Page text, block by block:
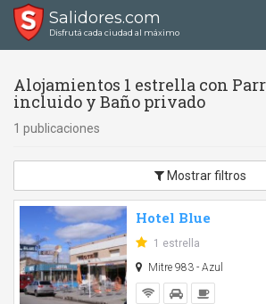
Salidores.com
Disfrutá cada ciudad al máximo
Alojamientos 1 estrella con
incluido y Baño privado
1 publicaciones
Mostrar filtros
Hotel Blue
1 estrella
Mitre 983 - Azul